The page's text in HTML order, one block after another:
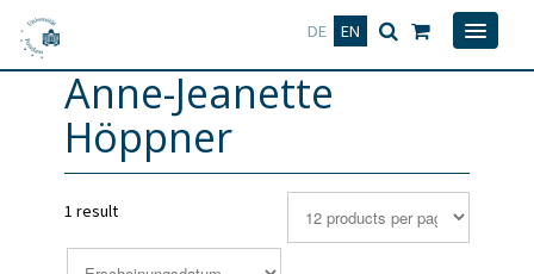
DE EN
Deutsch
Anne-Jeanette
Höppner
1 result